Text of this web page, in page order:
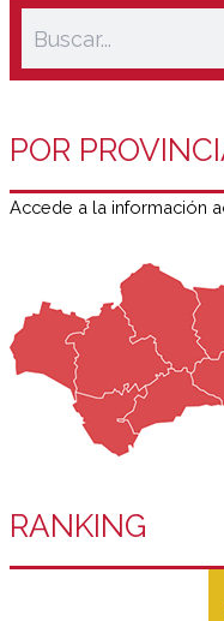
POR
Accede a la información
RANKING